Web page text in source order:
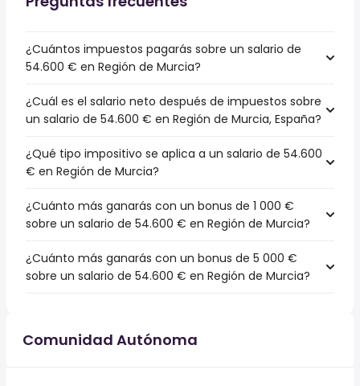
¿Cuántos impuestos pagarás sobre un salario de
54.600 € en Región de Murcia?
¿Cuál es el salario neto después de impuestos sobre
un salario de 54.600 € en Región de Murcia, España?
¿Qué tipo impositivo se aplica a un salario de 54.600
€ en Región de Murcia?
¿Cuánto más ganarás con un bonus de 1 000 €
sobre un salario de 54.600 € en Región de Murcia?
¿Cuánto más ganarás con un bonus de 5 000 €
sobre un salario de 54.600 € en Región de Murcia?
Comunidad Autónoma